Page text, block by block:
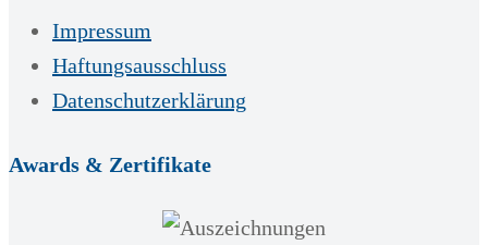
Impressum
Haftungsausschluss
Datenschutzerklärung
Awards & Zertifikate